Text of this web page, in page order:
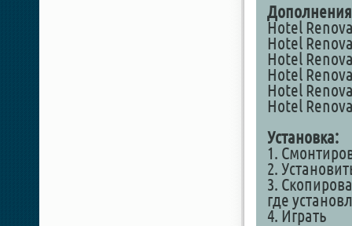
Hotel
Hotel
Hotel
Hotel
Hotel
Hotel
Установка:
1.
2.
3.
где
4. Играть